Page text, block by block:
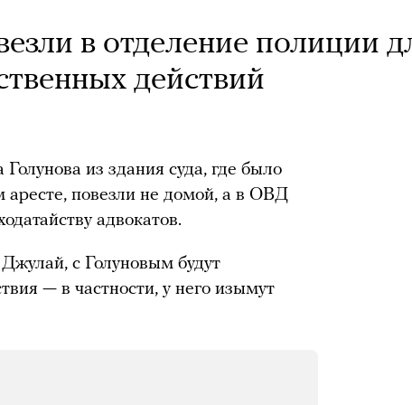
в отделение полиции
действий
из здания суда, где было
повезли не домой, а в ОВД
адвокатов.
с Голуновым будут
— в частности, у него изымут